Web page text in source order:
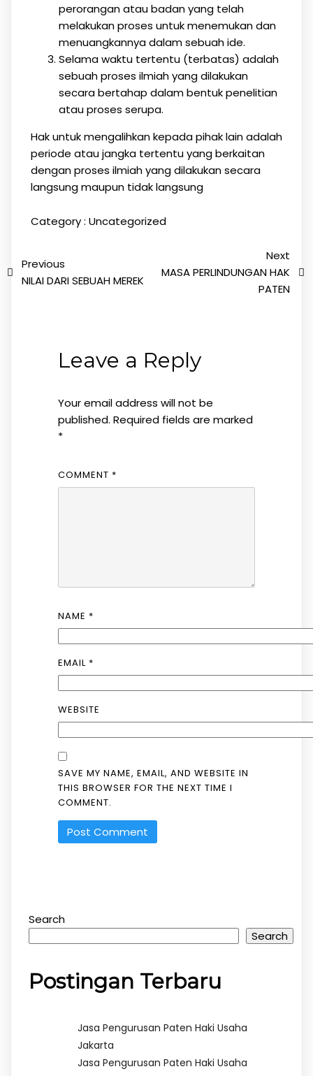
perorangan atau badan yang telah
melakukan proses untuk menemukan dan
menuangkannya dalam sebuah ide.
Selama waktu tertentu (terbatas) adalah
sebuah proses ilmiah yang dilakukan
secara bertahap dalam bentuk penelitian
atau proses serupa.
Hak untuk mengalihkan kepada pihak lain adalah
periode atau jangka tertentu yang berkaitan
dengan proses ilmiah yang dilakukan secara
langsung maupun tidak langsung
Category : Uncategorized
Previous
NILAI DARI SEBUAH MEREK
Next
MASA PERLINDUNGAN HAK
PATEN
Leave a Reply
Your email address will not be
published. Required fields are marked
*
COMMENT *
NAME *
EMAIL *
WEBSITE
SAVE MY NAME, EMAIL, AND WEBSITE IN
THIS BROWSER FOR THE NEXT TIME I
COMMENT.
Search
Search
Postingan Terbaru
Jasa Pengurusan Paten Haki Usaha
Jakarta
Jasa Pengurusan Paten Haki Usaha